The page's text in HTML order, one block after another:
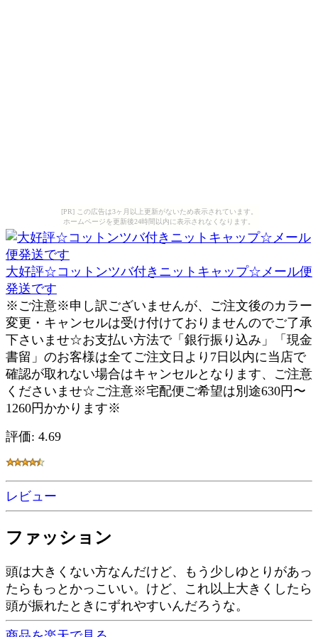
[PR] この広告は3ヶ月以上更新がないため表示されています。
ホームページを更新後24時間以内に表示されなくなります。
大好評☆コットンツバ付きニットキャップ☆メール便
発送です
※ご注意※申し訳ございませんが、ご注文後のカラー
変更・キャンセルは受け付けておりませんのでご了承
下さいませ☆お支払い方法で「銀行振り込み」「現金
書留」のお客様は全てご注文日より7日以内に当店で
確認が取れない場合はキャンセルとなります、ご注意
くださいませ☆ご注意※宅配便ご希望は別途630円〜
1260円かかります※
評価: 4.69
レビュー
ファッション
頭は大きくない方なんだけど、もう少しゆとりがあっ
たらもっとかっこいい。けど、これ以上大きくしたら
頭が振れたときにずれやすいんだろうな。